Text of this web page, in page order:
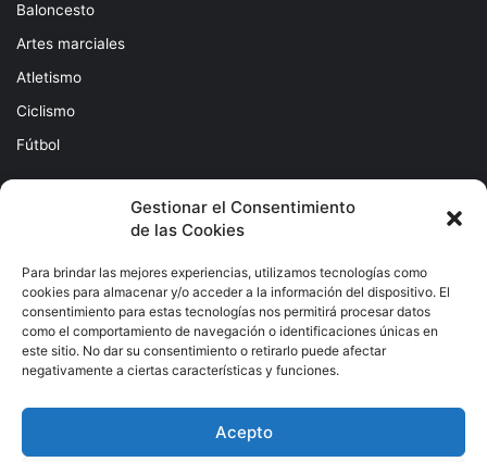
Gestionar el Consentimiento
de las Cookies
Para brindar las mejores experiencias, utilizamos tecnologías como
cookies para almacenar y/o acceder a la información del dispositivo. El
consentimiento para estas tecnologías nos permitirá procesar datos
como el comportamiento de navegación o identificaciones únicas en
este sitio. No dar su consentimiento o retirarlo puede afectar
negativamente a ciertas características y funciones.
Acepto
Baloncesto
Artes marciales
Atletismo
Ciclismo
Fútbol
Subscribete
correo